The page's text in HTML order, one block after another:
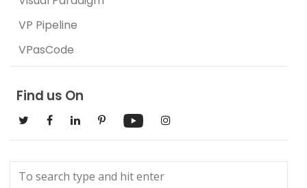
VP Pipeline
VPasCode
Find us On